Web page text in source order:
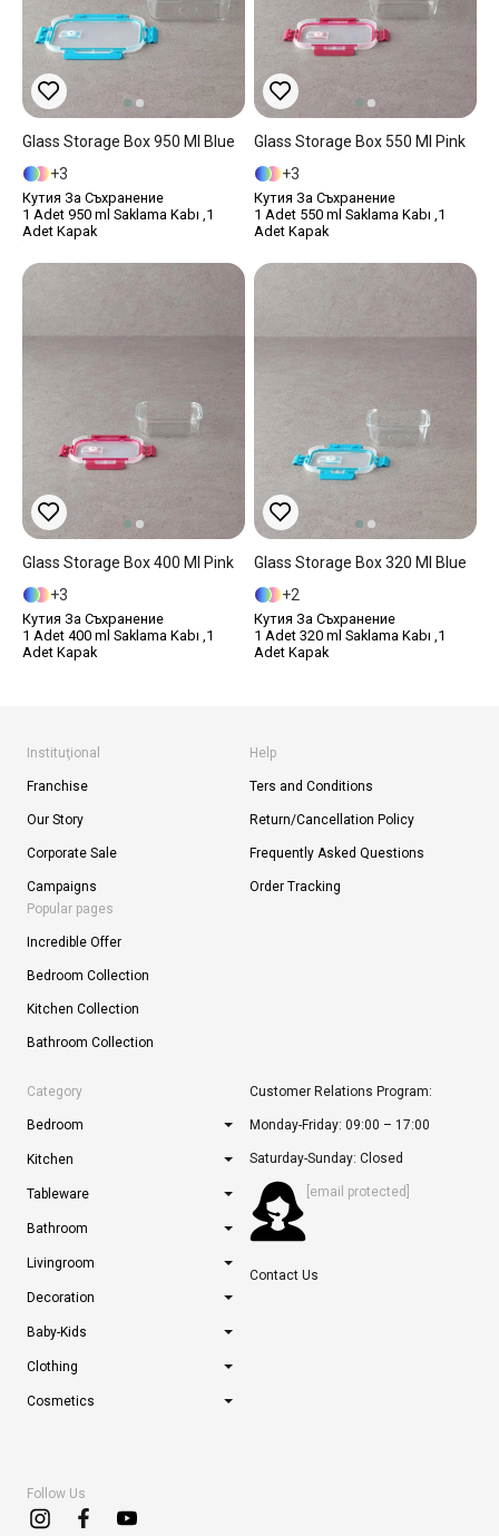
Glass Storage Box 950 Ml Blue
3
Кутия За Съхранение
1 Adet 950 ml Saklama Kabı ,1
Adet Kapak
Glass Storage Box 550 Ml Pink
3
Кутия За Съхранение
1 Adet 550 ml Saklama Kabı ,1
Adet Kapak
Glass Storage Box 400 Ml Pink
3
Кутия За Съхранение
1 Adet 400 ml Saklama Kabı ,1
Adet Kapak
Glass Storage Box 320 Ml Blue
2
Кутия За Съхранение
1 Adet 320 ml Saklama Kabı ,1
Adet Kapak
Instituţional
Franchise
Our Story
Corporate Sale
Campaigns
Help
Ters and Conditions
Return/Cancellation Policy
Frequently Asked Questions
Order Tracking
Popular pages
Incredible Offer
Bedroom Collection
Kitchen Collection
Bathroom Collection
Category
Bedroom
Kitchen
Tableware
Bathroom
Livingroom
Decoration
Baby-Kids
Clothing
Cosmetics
Customer Relations Program:
Monday-Friday: 09:00 – 17:00
Saturday-Sunday: Closed
[email protected]
Contact Us
Follow Us